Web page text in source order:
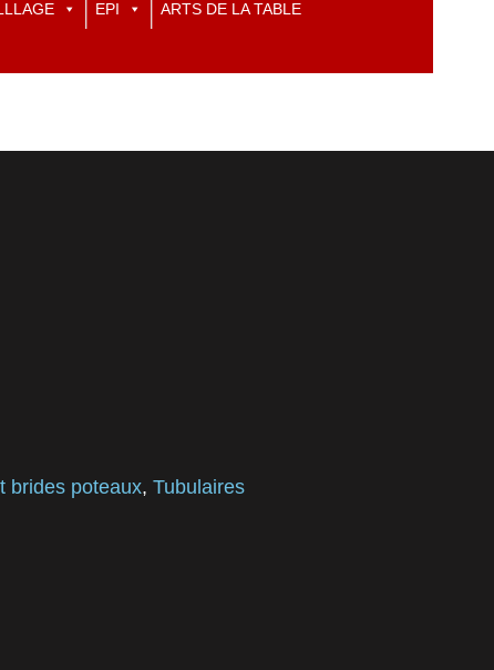
EPI ARTS DE LA TABLE
brides poteaux, Tubulaires